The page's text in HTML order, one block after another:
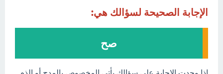
الإجابة الصحيحة لسؤالك هي:
صح